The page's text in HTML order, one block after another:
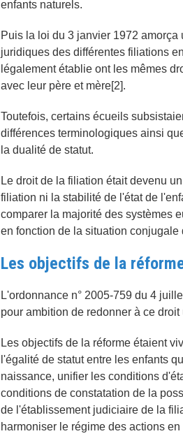
enfants naturels.
Puis la loi du 3 janvier 1972
juridiques des différentes filiations
légalement établie ont les mêmes
avec leur père et mère[2].
Toutefois, certains écueils
différences terminologiques ainsi
la dualité de statut.
Le droit de la filiation était devenu
filiation ni la stabilité de l'état de
comparer la majorité des systèmes
en fonction de la situation conjugale
Les objectifs de la
L'ordonnance n° 2005-759 du 4
pour ambition de redonner à ce
Les objectifs de la réforme étaient
l'égalité de statut entre les enfants
naissance, unifier les conditions
conditions de constatation de la
de l'établissement judiciaire de la
harmoniser le régime des actions en